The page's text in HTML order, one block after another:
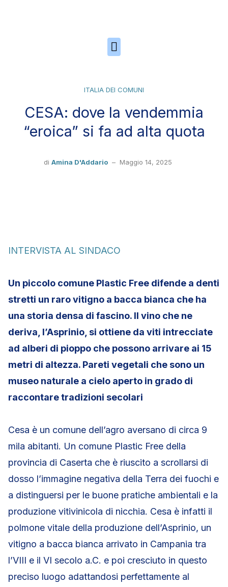
ITALIA DEI COMUNI
CESA: dove la vendemmia
“eroica” si fa ad alta quota
di Amina D'Addario – Maggio 14, 2025
INTERVISTA AL SINDACO
Un piccolo comune Plastic Free difende a denti
stretti un raro vitigno a bacca bianca che ha
una storia densa di fascino. Il vino che ne
deriva, l’Asprinio, si ottiene da viti intrecciate
ad alberi di pioppo che possono arrivare ai 15
metri di altezza. Pareti vegetali che sono un
museo naturale a cielo aperto in grado di
raccontare tradizioni secolari
Cesa è un comune dell’agro aversano di circa 9
mila abitanti. Un comune Plastic Free della
provincia di Caserta che è riuscito a scrollarsi di
dosso l’immagine negativa della Terra dei fuochi e
a distinguersi per le buone pratiche ambientali e la
produzione vitivinicola di nicchia. Cesa è infatti il
polmone vitale della produzione dell’Asprinio, un
vitigno a bacca bianca arrivato in Campania tra
l’VIII e il VI secolo a.C. e poi cresciuto in questo
preciso luogo adattandosi perfettamente al